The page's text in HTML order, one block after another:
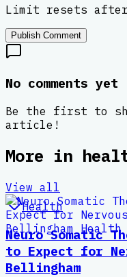
Limit resets after
Publish Comment
No comments yet
Be the first to
article!
More in
View all
Health
Neuro Somatic
to Expect for
Bellingham